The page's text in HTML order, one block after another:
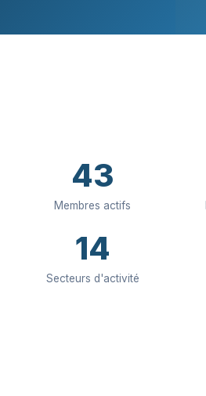
43
Membres actifs
14
Secteurs d'activité